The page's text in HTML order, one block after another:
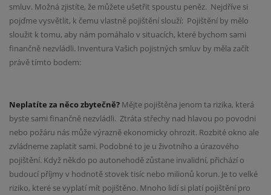
smluv. Možná zjistíte, že můžete ušetřit spoustu peněz. Nejdříve si
pojďme vysvětlit, k čemu vlastně pojištění slouží: Pojištění by mělo
sloužit k tomu, aby nám pomáhalo v situacích, které bychom sami
finančně nezvládli. Inventura Vašich pojistných smluv by měla začít
právě tímto bodem:
Neplatíte za něco zbytečně? Mějte pojištěna jenom ta rizika, která
byste sami finančně nezvládli. Ztráta střechy nad hlavou po povodni
nebo požáru nás může výrazně ekonomicky ohrozit. Rozbité okno ale
zvládneme zaplatit sami. Podobné to je u životního a úrazového
pojištění. Když někdo po autonehodě zůstane invalidní, přichází o
budoucí příjmy v hodnotě stovek tisíc nebo milionů korun. Je to velké
riziko, které se vyplatí mít pojištěno. Mnoho lidí si platí pojištění pro